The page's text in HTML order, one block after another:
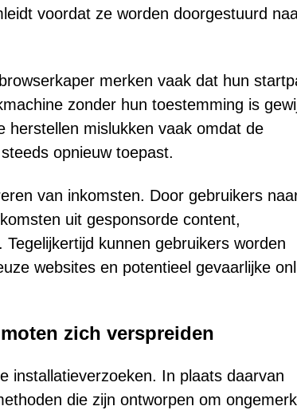
voordat ze worden doorgestuurd
merken vaak dat hun
zonder hun toestemming is
herstellen mislukken vaak omdat de
opnieuw toepast.
van inkomsten. Door gebruikers
uit gesponsorde content,
kunnen gebruikers worden
websites en potentieel gevaarlijke
zich verspreiden
installatieverzoeken. In plaats daarvan
die zijn ontworpen om